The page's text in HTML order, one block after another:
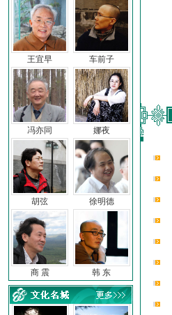
王宜早 车前子
冯亦同 娜夜
胡弦 徐明德
商 震 韩 东